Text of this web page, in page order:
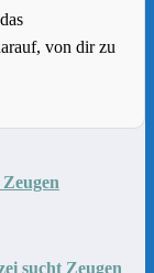
von dir zu
sucht Zeugen